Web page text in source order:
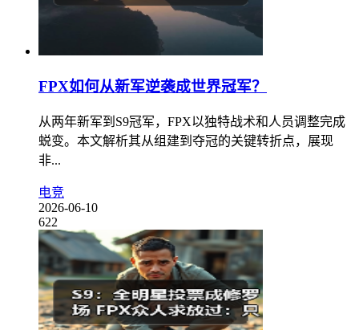
FPX如何从新军逆袭成世界冠军？
从两年新军到S9冠军，FPX以独特战术和人员调整完成
蜕变。本文解析其从组建到夺冠的关键转折点，展现
非...
电竞
2026-06-10
622